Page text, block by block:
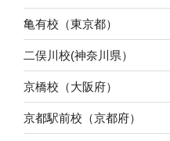
亀有校（東京都）
二俣川校(神奈川県）
京橋校（大阪府）
京都駅前校（京都府）